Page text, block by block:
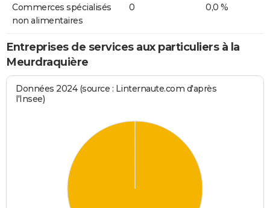
Commerces spécialisés
non alimentaires
0 0,0 %
Entreprises de services aux particuliers à la
Meurdraquière
Données 2024 (source : Linternaute.com d'après
l'Insee)